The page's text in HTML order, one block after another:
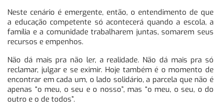
Neste cenário é emergente, então, o entendimento de que
a educação competente só acontecerá quando a escola, a
família e a comunidade trabalharem juntas, somarem seus
recursos e empenhos.
Não dá mais pra não ler, a realidade. Não dá mais pra só
reclamar, julgar e se eximir. Hoje também é o momento de
encontrar em cada um, o lado solidário, a parcela que não é
apenas “o meu, o seu e o nosso”, mas “o meu, o seu, o do
outro e o de todos”.